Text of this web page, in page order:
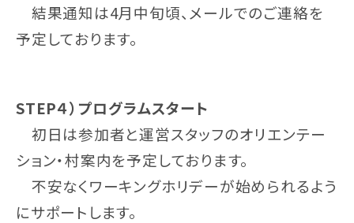
結果通知は4月中旬頃、メールでのご連絡を
予定しております。
STEP４）プログラムスタート
初日は参加者と運営スタッフのオリエンテー
ション・村案内を予定しております。
不安なくワーキングホリデーが始められるよう
にサポートします。